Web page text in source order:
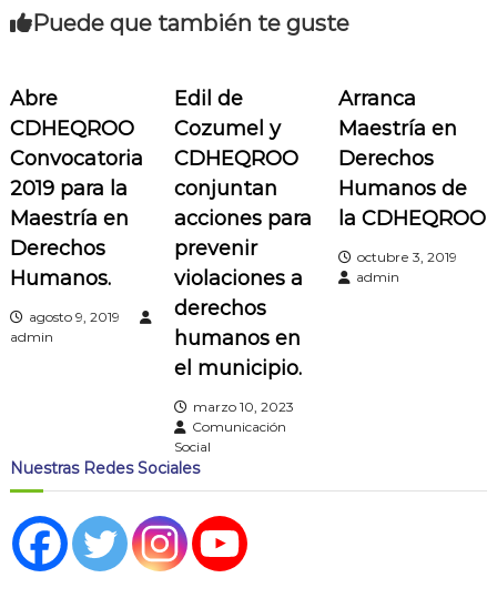
g
a
c
i
ó
n
d
n
t
Puede que también te guste
Abre
CDHEQROO
Convocatoria
2019 para la
Maestría en
Derechos
Humanos.
agosto 9, 2019
admin
Edil de
Cozumel y
CDHEQROO
conjuntan
acciones para
prevenir
violaciones a
derechos
humanos en
el municipio.
marzo 10, 2023
Comunicación
Social
Arranca
Maestría en
Derechos
Humanos de
la CDHEQROO
octubre 3, 2019
admin
Nuestras Redes Sociales